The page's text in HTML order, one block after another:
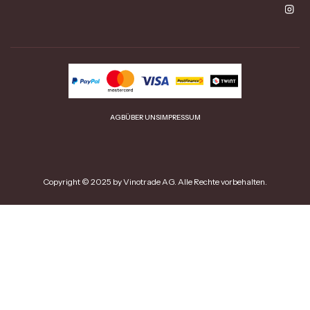
AGBÜBER UNSIMPRESSUM
Copyright © 2025 by Vinotrade AG. Alle Rechte vorbehalten.